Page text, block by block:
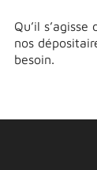
Qu’il
nos
besoin.